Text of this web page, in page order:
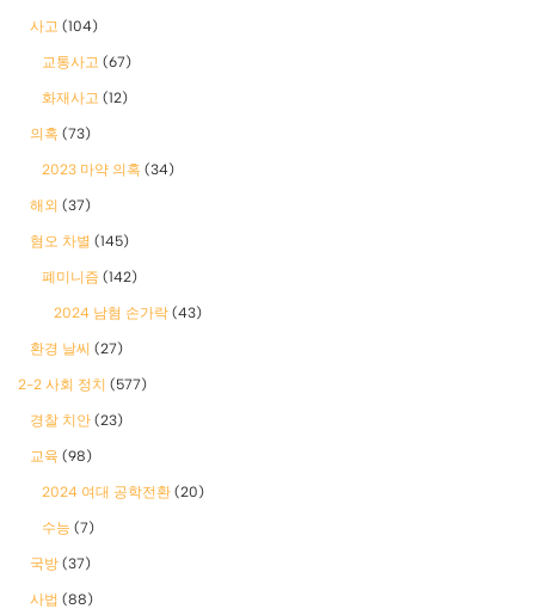
사고 (104)
교통사고 (67)
화재사고 (12)
의혹 (73)
2023 마약 의혹 (34)
해외 (37)
혐오 차별 (145)
폐미니즘 (142)
2024 남혐 손가락 (43)
환경 날씨 (27)
2-2 사회 정치 (577)
경찰 치안 (23)
교육 (98)
2024 여대 공학전환 (20)
수능 (7)
국방 (37)
사법 (88)